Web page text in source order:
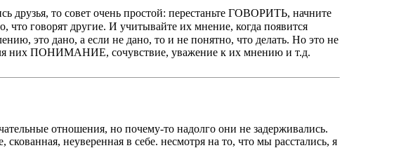
друзья, то совет очень простой: перестаньте ГОВОРИТЬ, начните
говорят другие. И учитывайте их мнение, когда появится
это дано, а если не дано, то и не понятно, что делать. Но это не
них ПОНИМАНИЕ, сочувствие, уважение к их мнению и т.д.
отношения, но почему-то надолго они не задерживались.
неуверенная в себе. несмотря на то, что мы расстались, я